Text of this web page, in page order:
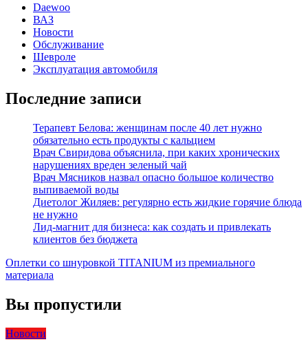
Daewoo
ВАЗ
Новости
Обслуживание
Шевроле
Эксплуатация автомобиля
Последние записи
Терапевт Белова: женщинам после 40 лет нужно
обязательно есть продукты с кальцием
Врач Свиридова объяснила, при каких хронических
нарушениях вреден зеленый чай
Врач Мясников назвал опасно большое количество
выпиваемой воды
Диетолог Жиляев: регулярно есть жидкие горячие блюда
не нужно
Лид-магнит для бизнеса: как создать и привлекать
клиентов без бюджета
Оплетки со шнуровкой TITANIUM из премиального
материала
Вы пропустили
Новости